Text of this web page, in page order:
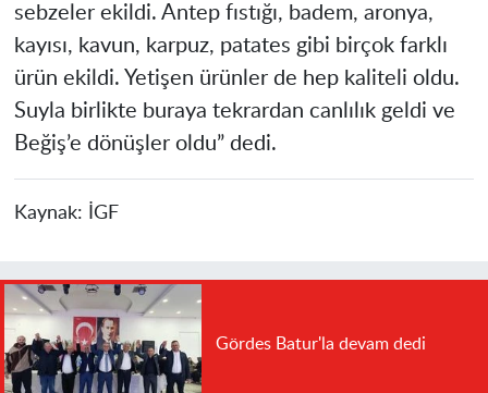
sebzeler ekildi. Antep fıstığı, badem, aronya,
kayısı, kavun, karpuz, patates gibi birçok farklı
ürün ekildi. Yetişen ürünler de hep kaliteli oldu.
Suyla birlikte buraya tekrardan canlılık geldi ve
Beğiş’e dönüşler oldu” dedi.
Kaynak: İGF
Gördes Batur'la devam dedi